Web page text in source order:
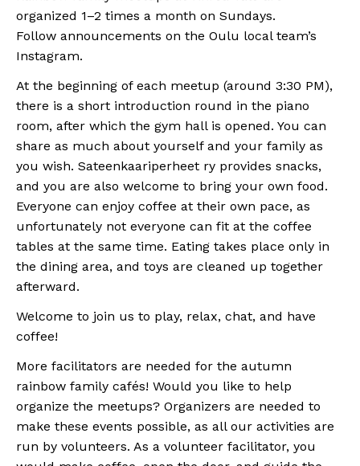
organized 1–2 times a month on Sundays.
Follow announcements on the Oulu local team’s
Instagram.
At the beginning of each meetup (around 3:30 PM),
there is a short introduction round in the piano
room, after which the gym hall is opened. You can
share as much about yourself and your family as
you wish. Sateenkaariperheet ry provides snacks,
and you are also welcome to bring your own food.
Everyone can enjoy coffee at their own pace, as
unfortunately not everyone can fit at the coffee
tables at the same time. Eating takes place only in
the dining area, and toys are cleaned up together
afterward.
Welcome to join us to play, relax, chat, and have
coffee!
More facilitators are needed for the autumn
rainbow family cafés! Would you like to help
organize the meetups? Organizers are needed to
make these events possible, as all our activities are
run by volunteers. As a volunteer facilitator, you